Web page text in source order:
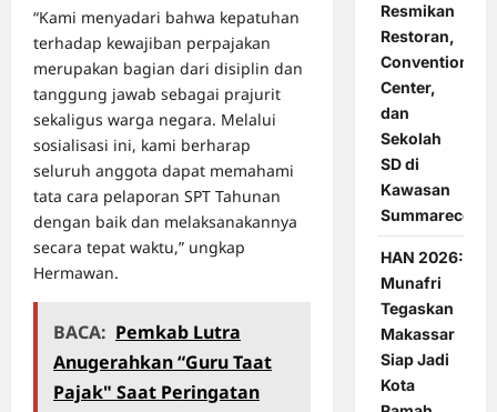
“Kami menyadari bahwa kepatuhan
terhadap kewajiban perpajakan
merupakan bagian dari disiplin dan
tanggung jawab sebagai prajurit
sekaligus warga negara. Melalui
sosialisasi ini, kami berharap
seluruh anggota dapat memahami
tata cara pelaporan SPT Tahunan
dengan baik dan melaksanakannya
secara tepat waktu,” ungkap
Hermawan.
BACA: Pemkab Lutra
Anugerahkan “Guru Taat
Pajak" Saat Peringatan
Resmikan
Restoran,
Convention
Center,
dan
Sekolah
SD di
Kawasan
Summarecon
HAN 2026:
Munafri
Tegaskan
Makassar
Siap Jadi
Kota